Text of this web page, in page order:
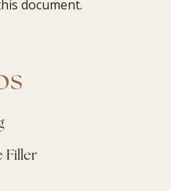
document.
Filler